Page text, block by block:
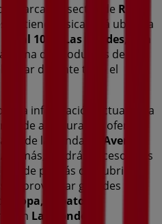
marca del sector de Ropa,
tienda física está ubicada
1053 Las Condes
gama de productos de
durante todo el
la información actualizada
de apertura, las ofertas
de la tienda en
Avenida
tendrás acceso a los
donde podrás descubrir las
y aprovechar grandes
Ropa, Zapatos y
en Las Condes